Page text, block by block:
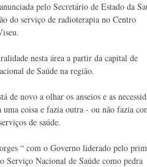
pelo Secretário de Estado da
do serviço de radioterapia no Centro
nesta área a partir da capital de
de Saúde na região.
de novo a olhar os anseios e as
uma coisa e fazia outra - ou não fazia
de saúde.
“ com o Governo liderado pelo
Serviço Nacional de Saúde como pedra